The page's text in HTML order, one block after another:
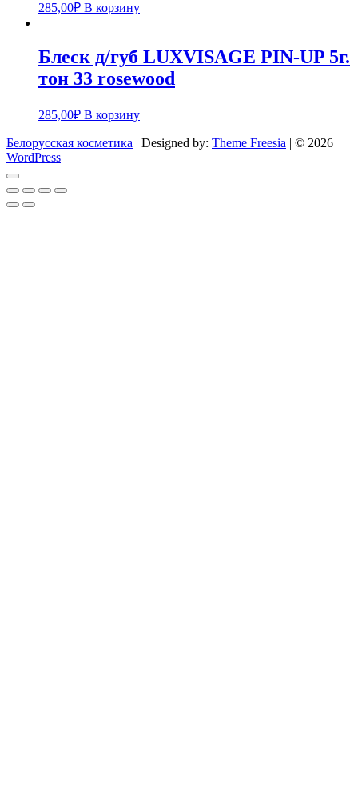
285,00₽ В корзину
Блеск д/губ LUXVISAGE PIN-UP 5г.
тон 33 rosewood
285,00₽ В корзину
Белорусская косметика | Designed by: Theme Freesia | © 2026
WordPress
Go
to
top